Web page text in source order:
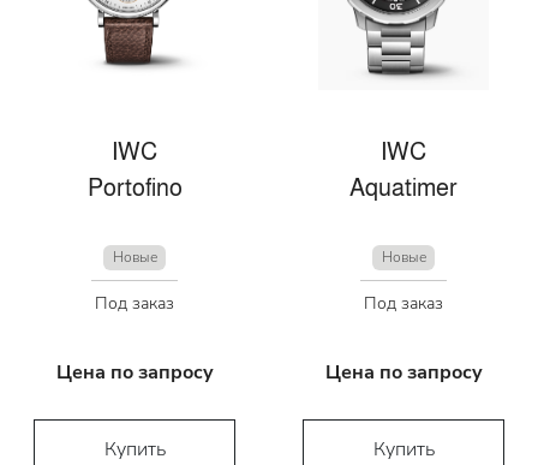
IWC
Portofino
Новые
Под заказ
Цена по запросу
Купить
IWC
Aquatimer
Новые
Под заказ
Цена по запросу
Купить